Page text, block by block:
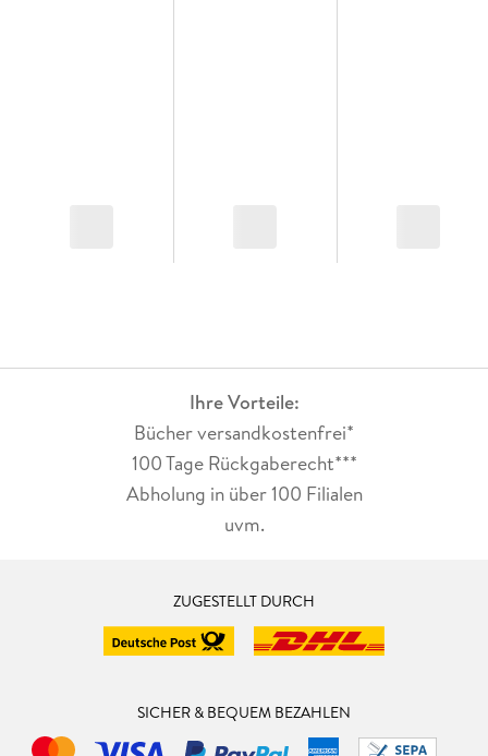
Ihre Vorteile:
Bücher versandkostenfrei*
100 Tage Rückgaberecht***
Abholung in über 100 Filialen
uvm.
ZUGESTELLT DURCH
SICHER & BEQUEM BEZAHLEN